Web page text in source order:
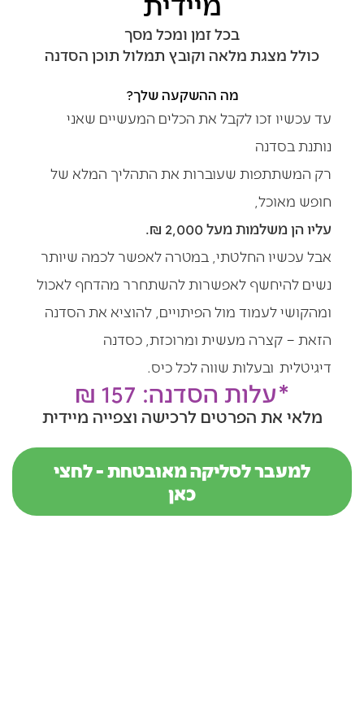
בכל זמן ומכל מסך
כולל מצגת מלאה וקובץ תמלול תוכן הסדנה
מה ההשקעה שלך?
עד עכשיו זכו לקבל את הכלים המעשיים שאני
נותנת בסדנה
רק המשתתפות שעוברות את התהליך המלא של
חופש מאוכל,
עליו הן משלמות מעל 2,000 ₪.
אבל עכשיו החלטתי, במטרה לאפשר לכמה שיותר
נשים להיחשף לאפשרות להשתחרר מהדחף לאכול
ומהקושי לעמוד מול הפיתויים, להוציא את הסדנה
הזאת – קצרה מעשית ומרוכזת, כסדנה
דיגיטלית ובעלות שווה לכל כיס.
*עלות הסדנה: 157 ₪
מלאי את הפרטים לרכישה וצפייה מיידית
למעבר לסליקה מאובטחת - לחצי
כאן